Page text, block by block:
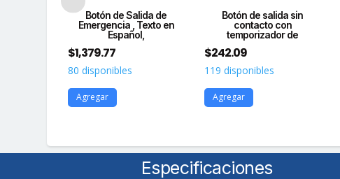
Botón de Salida de
Emergencia , Texto en
Español,
$1,379.77
80 disponibles
Agregar
Botón de salida sin
contacto con
temporizador de
$242.09
119 disponibles
Agregar
Especificaciones